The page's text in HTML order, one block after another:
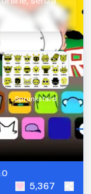
Sprunkstard
5,367